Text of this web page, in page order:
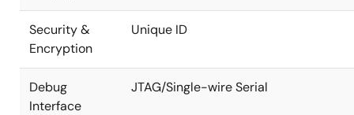
Security &
Encryption
Unique ID
Debug
Interface
JTAG/Single-wire Serial